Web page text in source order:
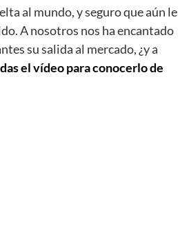
al mundo, y seguro que aún le
A nosotros nos ha encantado
su salida al mercado, ¿y a
el vídeo para conocerlo de